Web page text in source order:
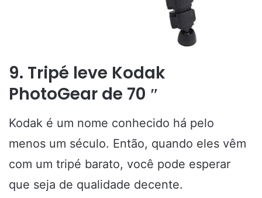
9. Tripé leve Kodak
PhotoGear de 70 ″
Kodak é um nome conhecido há pelo
menos um século. Então, quando eles vêm
com um tripé barato, você pode esperar
que seja de qualidade decente.